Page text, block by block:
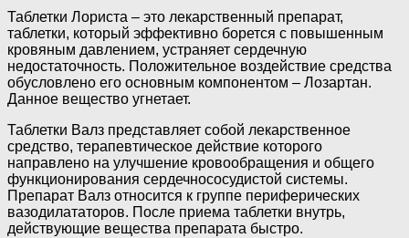
Таблетки Лориста – это лекарственный препарат,
таблетки, который эффективно борется с повышенным
кровяным давлением, устраняет сердечную
недостаточность. Положительное воздействие средства
обусловлено его основным компонентом – Лозартан.
Данное вещество угнетает.
Таблетки Валз представляет собой лекарственное
средство, терапевтическое действие которого
направлено на улучшение кровообращения и общего
функционирования сердечнососудистой системы.
Препарат Валз относится к группе периферических
вазодилататоров. После приема таблетки внутрь,
действующие вещества препарата быстро.